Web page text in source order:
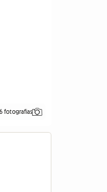
6 fotografias